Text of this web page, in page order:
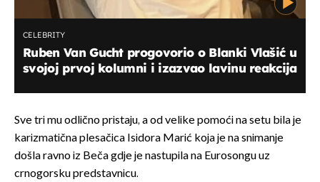
CELEBRITY
Ruben Van Gucht progovorio o Blanki Vlašić u
svojoj prvoj kolumni i izazvao lavinu reakcija
Sve tri mu odlično pristaju, a od velike pomoći na setu bila je
karizmatična plesačica Isidora Marić koja je na snimanje
došla ravno iz Beča gdje je nastupila na Eurosongu uz
crnogorsku predstavnicu.